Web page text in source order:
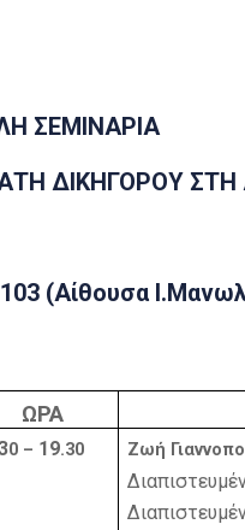
ΣΕΜΙΝΑΡΙΑ
ΔΙΚΗΓΟΡΟΥ
(Αίθουσα
0 – 19.30 Ζωή